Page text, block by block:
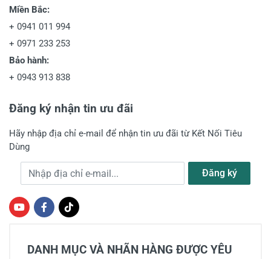
Miền Bắc:
+ 0941 011 994
+ 0971 233 253
Bảo hành:
+ 0943 913 838
Đăng ký nhận tin ưu đãi
Hãy nhập địa chỉ e-mail để nhận tin ưu đãi từ Kết Nối Tiêu
Dùng
Địa chỉ e-mail Đăng ký
DANH MỤC VÀ NHÃN HÀNG ĐƯỢC YÊU